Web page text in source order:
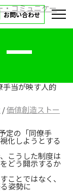
お問い合わせ
当が映す人的
/価値創造ストー
定の「同僚手
化しようとする
こうした制度は
どう開示するか
ことではなく、
姿勢に